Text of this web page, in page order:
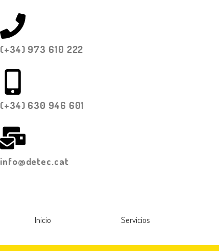
(+34) 973 610 222
(+34) 630 946 601
info@detec.cat
Inicio Servicios